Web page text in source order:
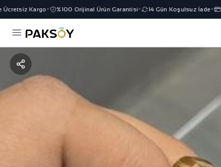
Kargo✦ %100 Orijinal Ürün Garantisi✦ 14 Gün Koşulsuz İade ✦ 3